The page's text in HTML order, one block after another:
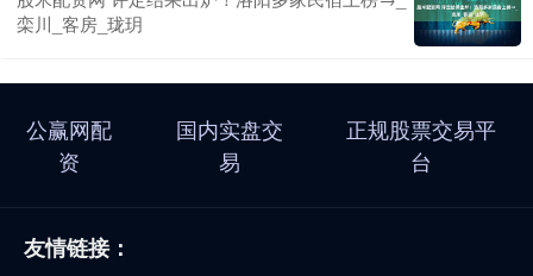
栾川_客房_珑玥
公赢网配
资
国内实盘交
易
正规股票交易平
台
友情链接：